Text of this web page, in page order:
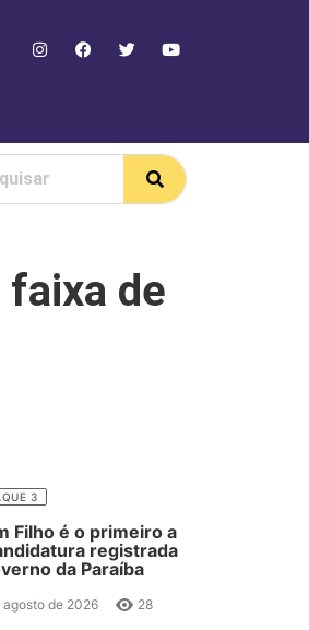
de
3
Filho é o primeiro a
registrada
da Paraíba
agosto de 2026 28